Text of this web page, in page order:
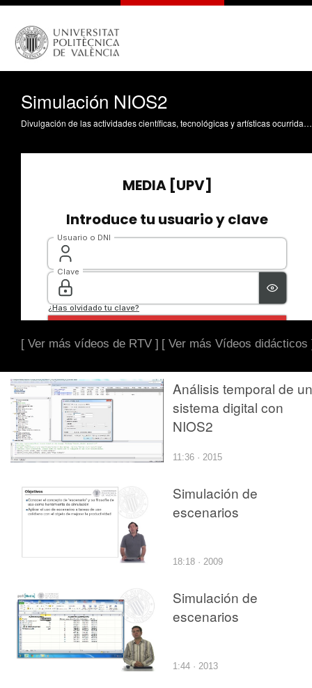
Simulación NIOS2
Divulgación de las actividades científicas, tecnológicas y artísticas ocurridas en los tres campus de la UPV
[ Ver más vídeos de RTV ] [ Ver más Vídeos didácticos
Análisis temporal de un
sistema digital con
NIOS2
11:36 · 2015
Simulación de
escenarios
18:18 · 2009
Simulación de
escenarios
1:44 · 2013